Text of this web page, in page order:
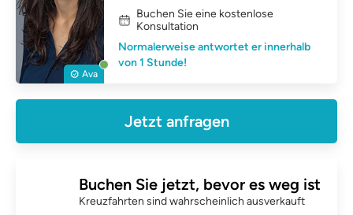
Ava
Buchen Sie eine kostenlose
Konsultation
Normalerweise antwortet er innerhalb
von 1 Stunde!
Jetzt anfragen
Buchen Sie jetzt, bevor es weg ist
Kreuzfahrten sind wahrscheinlich ausverkauft